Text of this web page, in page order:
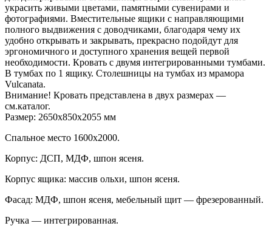
украсить живыми цветами, памятными сувенирами и
фотографиями. Вместительные ящики с направляющими
полного выдвижения с доводчиками, благодаря чему их
удобно открывать и закрывать, прекрасно подойдут для
эргономичного и доступного хранения вещей первой
необходимости. Кровать с двумя интегрированными тумбами.
В тумбах по 1 ящику. Столешницы на тумбах из мрамора
Vulcanata.
Внимание! Кровать представлена в двух размерах —
см.каталог.
Размер: 2650x850x2055 мм
Cпальное место 1600х2000.
Корпус: ДСП, МДФ, шпон ясеня.
Корпус ящика: массив ольхи, шпон ясеня.
Фасад: МДФ, шпон ясеня, мебельный щит — фрезерованный.
Ручка — интегрированная.